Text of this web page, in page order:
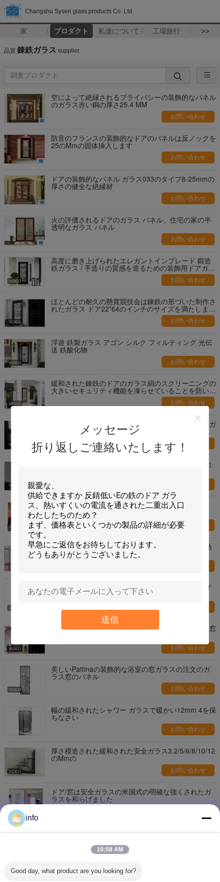
Changshu Sysen glass products Co. Ltd.
家 プロダクト 私達について 工場旅行 >>
メッセージ
折り返しご連絡いたします！
送信
品質 錬鉄ガラス supplier.
空によって絶縁されるプライバシーの装飾的なパネル
のガラス赤い銅の厚さ25.4 MM
お問い合わせ
防音のフランスの装飾的なドアのパネルは反ノックを
25のMmの固体挿入します
お問い合わせ
ドアの装飾的なパネル ガラス033のタイプ8-25mmの
厚さの健全な絶縁材
お問い合わせ
火の評価されるドアのガラス パネル、住宅の家の半
透明なガラス パネル
お問い合わせ
高度に磨き上げられたエレガントインプレード 鍛造
鉄ガラス / 手造りの質感を造るための装飾用ドアガラ
お問い合わせ
ほとんどの耐久の懸賞競技会は錬鉄の形づいた制作さ
れたガラス ドア22*64のインチのサイズを満たしまし
お問い合わせ
浮遊 鉄製ガラス アゴン シルク フィルティング 光伝
送 鉄酸化物
お問い合わせ
緩和された錬鉄のドアのガラス絹のスクリーニングの
大きいセキュリティ機能を凍らせていることを防いで
お問い合わせ
ブラインドの厚さの酸によってエッチングされる空ガ
ラス25-30のMmアルミニウム ブラインド
お問い合わせ
22" *64」インチのブラインドの中のガラス安全緩和
内部盲人の中のガラス音/熱-絶縁の省エネ
お問い合わせ
Windowsのブラインド中のガラス横のパターン音/熱
絶縁材
5mm強くされたシャワーはガラス現代様式を和らげ
た
視覚質の装飾的な浴室の窓ガラスは、注文のガラス窓
お問い合わせ
美しいPattinaの装飾的な浴室の窓ガラスの注文のガ
ラス窓のパネル
お問い合わせ
幅の緩和されたシャワー ガラスで暖かい12mm 4を保
ちなさい
お問い合わせ
厚さ模造された緩和された安全ガラス3.2/5/6/8/10/12
のMmの
お問い合わせ
ドア/窓は安全ガラスの米国式の明確な強くされたガ
ラスを和らげました
明確な緩和された安全ガラスを熱衝撃250度のカスタ
S001功妙な緩和された安全ガラス真鍮のニッケルの
info
10:58 AM
Good day, what product are you looking for?